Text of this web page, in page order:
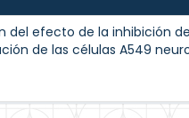
del efecto de la inhibición
de las células A549